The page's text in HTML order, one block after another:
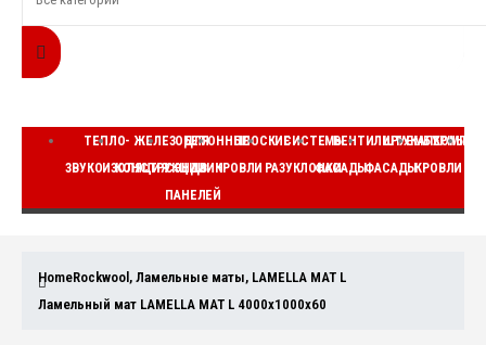
ТЕПЛО-
ЗВУКОИЗОЛЯЦИЯ
ЖЕЛЕЗОБЕТОННЫЕ
КОНСТРУКЦИИ
ДЛЯ
СЭНДВИЧ
ПАНЕЛЕЙ
ПЛОСКИЕ
КРОВЛИ
СИСТЕМЫ
РАЗУКЛОНКИ
ВЕНТИЛИРУЕМЫЕ
ФАСАДЫ
ШТУКАТУРНЫЕ
ФАСАДЫКРОВЛИ
HomeRockwool , Ламельные маты, LAMELLA MAT L
Ламельный мат LAMELLA MAT L 4000x1000x60